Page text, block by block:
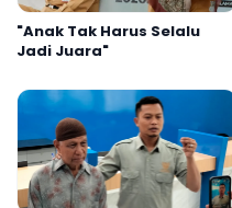
"Anak Tak Harus Selalu
Jadi Juara"